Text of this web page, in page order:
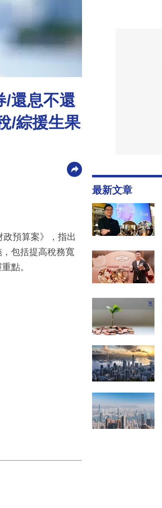
/還息不還
/綜援生果
預算案》，指出
包括提高稅務寬
點。
最新文章